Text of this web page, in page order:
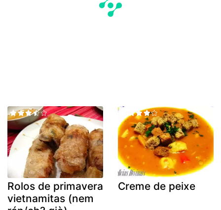
Rolos de primavera
vietnamitas (nem
Creme de peixe